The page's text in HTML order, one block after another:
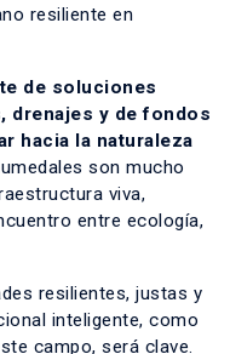
resiliente en
de soluciones
drenajes y de fondos
hacia la naturaleza
son mucho
viva,
entre ecología,
resilientes, justas y
inteligente, como
campo, será clave.